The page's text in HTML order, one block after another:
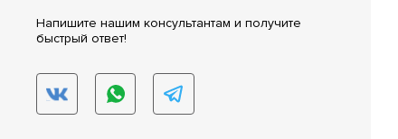
Напишите нашим консультантам и получите
быстрый ответ!